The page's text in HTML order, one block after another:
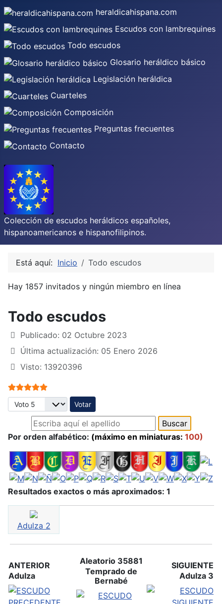
heraldicahispana.com
Escudos con lambrequines
Todo escudos
Glosario heráldico básico
Legislación heráldica
Cuarteles
Composición
Preguntas frecuentes
Contacto
Colección de escudos heráldicos españoles,
hispanoamericanos e hispanofilipinos.
Está aquí: Inicio Todo escudos
Hay 1857 invitados y ningún miembro en línea
Todo escudos
Publicado: 02 Octubre 2023
Última actualización: 05 Enero 2026
Visto: 13920396
Ratio:5/5
Por favor, vote
Por orden alfabético: (máximo en miniaturas: 100)
Resultados exactos o más aproximados: 1
Adulza 2
ANTERIOR
Adulza
Aleatorio 35881
Temprado de
Bernabé
SIGUIENTE
Adulza 3